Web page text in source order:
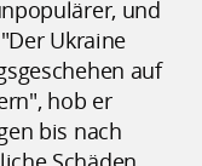
und
Ukraine
auf
hob er
bis nach